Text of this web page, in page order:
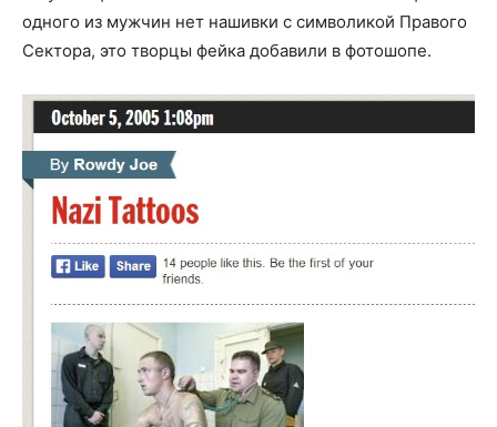
одного из мужчин нет нашивки с символикой Правого
Сектора, это творцы фейка добавили в фотошопе.